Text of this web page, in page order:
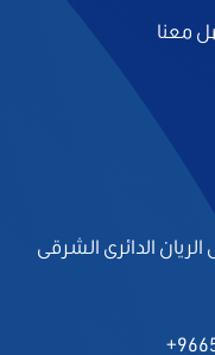
معنا
الدائرى الشرقى